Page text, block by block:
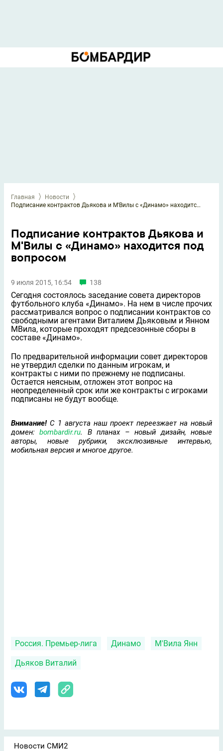
Главная
Новости
Подписание контрактов Дьякова и М'Вилы с «Динамо» находится под вопросом
Подписание контрактов Дьякова и
М'Вилы с «Динамо» находится под
вопросом
9 июля 2015, 16:54 138
Сегодня состоялось заседание совета директоров
футбольного клуба «Динамо». На нем в числе прочих
рассматривался вопрос о подписании контрактов со
свободными агентами Виталием Дьяковым и Янном
МВила, которые проходят предсезонные сборы в
составе «Динамо».
По предварительной информации совет директоров
не утвердил сделки по данным игрокам, и
контракты с ними по прежнему не подписаны.
Остается неясным, отложен этот вопрос на
неопределенный срок или же контракты с игроками
подписаны не будут вообще.
Внимание! С 1 августа наш проект переезжает на новый
домен: bombardir.ru. В планах – новый дизайн, новые
авторы, новые рубрики, эксклюзивные интервью,
мобильная версия и многое другое.
Россия. Премьер-лига Динамо М'Вила Янн
Дьяков Виталий
Новости СМИ2